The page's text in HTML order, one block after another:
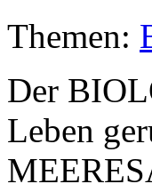
Themen:
Der
Leben